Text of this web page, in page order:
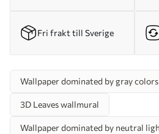
Fri frakt till Sverige
Wallpaper dominated by gray colors
3D Leaves wallmural
Wallpaper dominated by neutral